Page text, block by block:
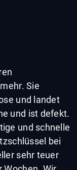
Sie
und landet
und ist defekt.
und schnelle
bei
sehr teuer